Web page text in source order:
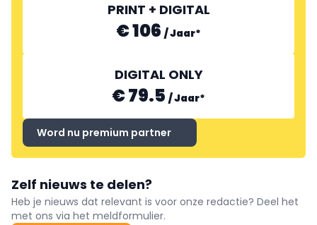
PRINT + DIGITAL
€ 106 /Jaar*
DIGITAL ONLY
€ 79.5 /Jaar*
Word nu premium partner
Zelf nieuws te delen?
Heb je nieuws dat relevant is voor onze redactie? Deel het
met ons via het meldformulier.